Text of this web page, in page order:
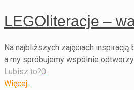
LEGOliteracje –
Na najbliższych zajęciach inspiracją
a my spróbujemy wspólnie
Lubisz to?0
Więcej...